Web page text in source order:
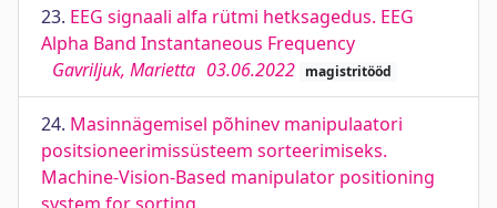
23. EEG signaali alfa rütmi hetksagedus. EEG
Alpha Band Instantaneous Frequency
Gavriljuk, Marietta 03.06.2022 magistritööd
24. Masinnägemisel põhinev manipulaatori
positsioneerimissüsteem sorteerimiseks.
Machine-Vision-Based manipulator positioning